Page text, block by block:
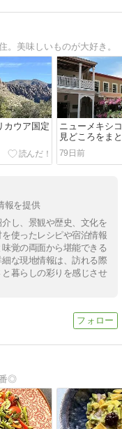
。美味しいものが大好き。
カウア国定
ニューメキシ
見どころをま
79日前
報を提供
し、景観や歴史、文化を
使ったレシピや宿泊情報
覚の両面から堪能できる
な現地情報は、訪れる際
暮らしの彩りを感じさせ
番◎